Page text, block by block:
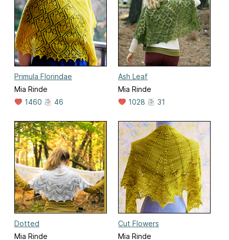
Primula Florindae
Mia Rinde
1460
46
Ash Leaf
Mia Rinde
1028
31
Dotted
Mia Rinde
Cut Flowers
Mia Rinde